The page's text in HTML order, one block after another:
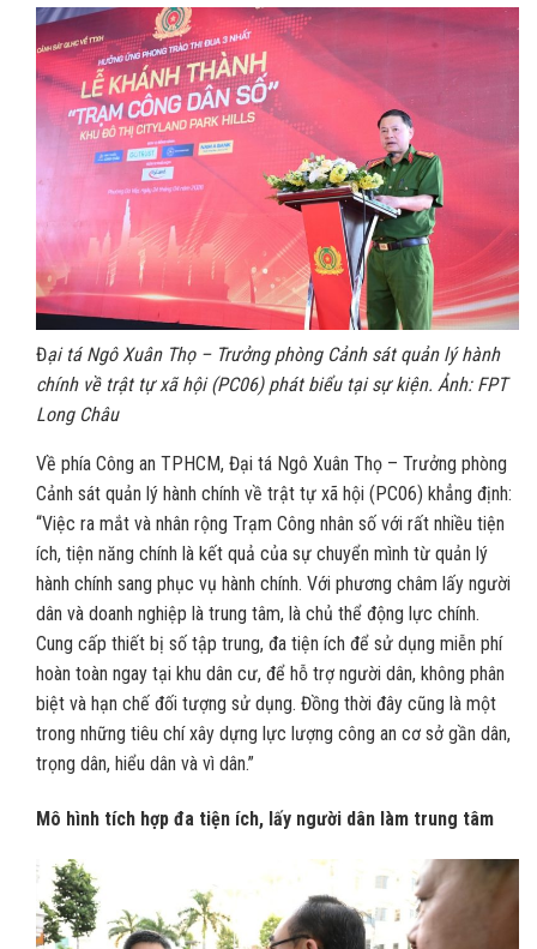
Đại tá Ngô Xuân Thọ – Trưởng phòng Cảnh sát quản lý hành
chính về trật tự xã hội (PC06) phát biểu tại sự kiện. Ảnh: FPT
Long Châu
Về phía Công an TPHCM, Đại tá Ngô Xuân Thọ – Trưởng phòng
Cảnh sát quản lý hành chính về trật tự xã hội (PC06) khẳng định:
“Việc ra mắt và nhân rộng Trạm Công nhân số với rất nhiều tiện
ích, tiện năng chính là kết quả của sự chuyển mình từ quản lý
hành chính sang phục vụ hành chính. Với phương châm lấy người
dân và doanh nghiệp là trung tâm, là chủ thể động lực chính.
Cung cấp thiết bị số tập trung, đa tiện ích để sử dụng miễn phí
hoàn toàn ngay tại khu dân cư, để hỗ trợ người dân, không phân
biệt và hạn chế đối tượng sử dụng. Đồng thời đây cũng là một
trong những tiêu chí xây dựng lực lượng công an cơ sở gần dân,
trọng dân, hiểu dân và vì dân.”
Mô hình tích hợp đa tiện ích, lấy người dân làm trung tâm